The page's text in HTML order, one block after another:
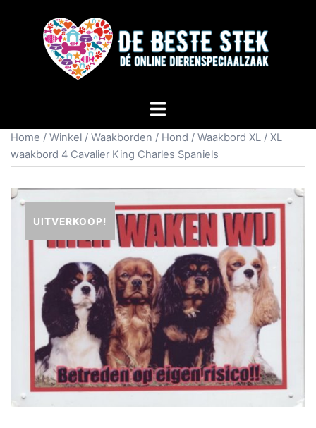
Home / Winkel / Waakborden / Hond / Waakbord XL / XL
waakbord 4 Cavalier King Charles Spaniels
UITVERKOOP!